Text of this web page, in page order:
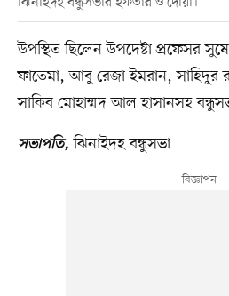
উপস্থিত ছিলেন উপদেষ্টা প্রফেসর
ফাতেমা, আবু রেজা ইমরান, সাহিদুর
সাকিব মোহাম্মদ আল হাসানসহ
সভাপতি, ঝিনাইদহ বন্ধুসভা